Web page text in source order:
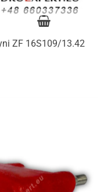
ZF 16S109/13.42